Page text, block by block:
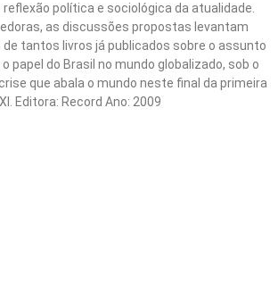
política e sociológica da atualidade.
as discussões propostas levantam
tantos livros já publicados sobre o assunto
papel do Brasil no mundo globalizado, sob o
que abala o mundo neste final da primeira
Editora: Record Ano: 2009